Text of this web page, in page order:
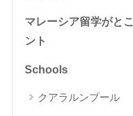
マレーシア留学がと
ント
Schools
クアラルンプール